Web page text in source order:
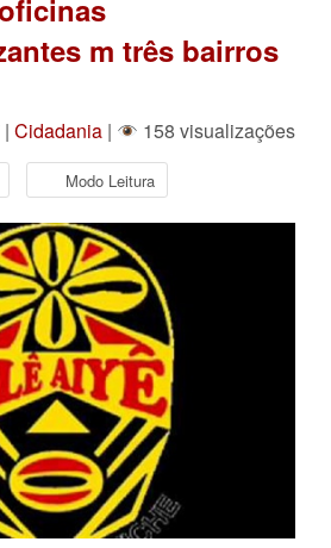
m três bairros
Cidadania | 158 visualizações
Modo Leitura